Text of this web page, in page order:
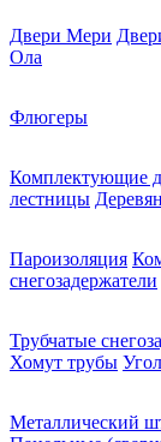
Двери Мери
Ола
Флюгеры
Комплектующие
лестницы
Пароизоляция
снегозадержатели
Трубчатые
Хомут трубы
Металлический